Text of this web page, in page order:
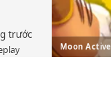
trước
Moon Active